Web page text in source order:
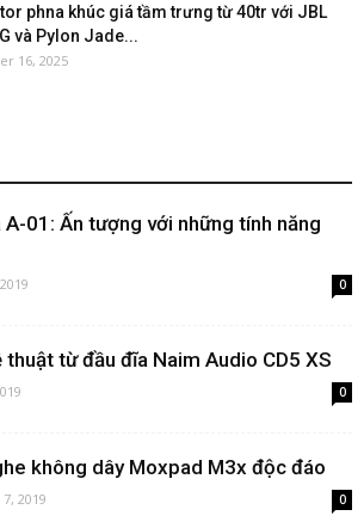
phna khúc giá tầm trưng từ 40tr với JBL
và Pylon Jade...
16, 2025
01: Ấn tượng với những tính năng
0
thuật từ đầu đĩa Naim Audio CD5 XS
0
không dây Moxpad M3x độc đáo
2019 0